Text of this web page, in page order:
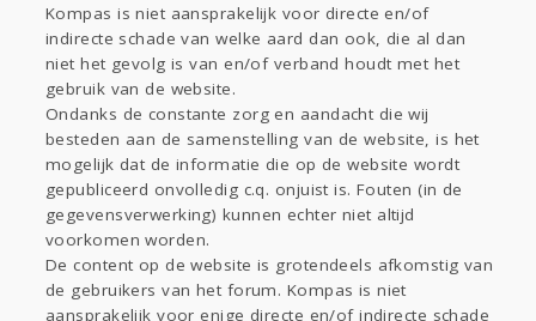
Kompas is niet aansprakelijk voor directe en/of
indirecte schade van welke aard dan ook, die al dan
niet het gevolg is van en/of verband houdt met het
gebruik van de website.
Ondanks de constante zorg en aandacht die wij
besteden aan de samenstelling van de website, is het
mogelijk dat de informatie die op de website wordt
gepubliceerd onvolledig c.q. onjuist is. Fouten (in de
gegevensverwerking) kunnen echter niet altijd
voorkomen worden.
De content op de website is grotendeels afkomstig van
de gebruikers van het forum. Kompas is niet
aansprakelijk voor enige directe en/of indirecte schade